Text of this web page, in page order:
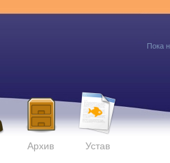
Архив Устав
Пока